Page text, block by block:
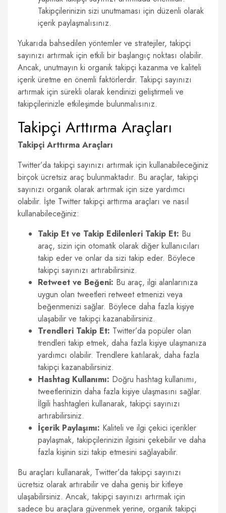
Takipçilerinizin sizi unutmaması için düzenli olarak
içerik paylaşmalısınız.
Yukarıda bahsedilen yöntemler ve stratejiler, takipçi
sayınızı artırmak için etkili bir başlangıç noktası olabilir.
Ancak, unutmayın ki organik takipçi kazanma ve kaliteli
içerik üretme en önemli faktörlerdir. Takipçi sayınızı
artırmak için sürekli olarak kendinizi geliştirmeli ve
takipçilerinizle etkileşimde bulunmalısınız.
Takipçi Arttırma Araçları
Takipçi Arttırma Araçları
Twitter’da takipçi sayınızı artırmak için kullanabileceğiniz
birçok ücretsiz araç bulunmaktadır. Bu araçlar, takipçi
sayınızı organik olarak artırmak için size yardımcı
olabilir. İşte Twitter takipçi arttırma araçları ve nasıl
kullanabileceğiniz:
Takip Et ve Takip Edilenleri Takip Et: Bu
araç, sizin için otomatik olarak diğer kullanıcıları
takip eder ve onlar da sizi takip eder. Böylece
takipçi sayınızı artırabilirsiniz.
Retweet ve Beğeni: Bu araç, ilgi alanlarınıza
uygun olan tweetleri retweet etmenizi veya
beğenmenizi sağlar. Böylece daha fazla kişiye
ulaşabilir ve takipçi kazanabilirsiniz.
Trendleri Takip Et: Twitter’da popüler olan
trendleri takip etmek, daha fazla kişiye ulaşmanıza
yardımcı olabilir. Trendlere katılarak, daha fazla
takipçi kazanabilirsiniz.
Hashtag Kullanımı: Doğru hashtag kullanımı,
tweetlerinizin daha fazla kişiye ulaşmasını sağlar.
İlgili hashtagleri kullanarak, takipçi sayınızı
artırabilirsiniz.
İçerik Paylaşımı: Kaliteli ve ilgi çekici içerikler
paylaşmak, takipçilerinizin ilgisini çekebilir ve daha
fazla kişinin sizi takip etmesini sağlayabilir.
Bu araçları kullanarak, Twitter’da takipçi sayınızı
ücretsiz olarak artırabilir ve daha geniş bir kitleye
ulaşabilirsiniz. Ancak, takipçi sayınızı artırmak için
sadece bu araçlara güvenmek yerine, organik takipçi